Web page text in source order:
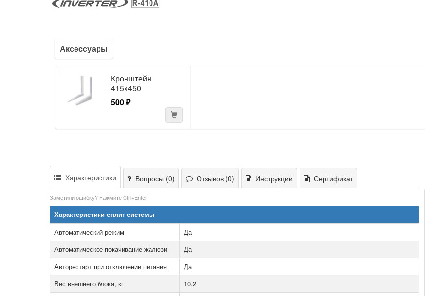
Аксессуары
Кронштейн
415х450
500 ₽
Характеристики Вопросы (0) Отзывов (0) Инструкции Сертификат
Заметили ошибку? Нажмите Ctrl+Enter
Характеристики сплит системы
Автоматический режим
Да
Автоматическое покачивание жалюзи
Да
Авторестарт при отключении питания
Да
Вес внешнего блока, кг
10.2